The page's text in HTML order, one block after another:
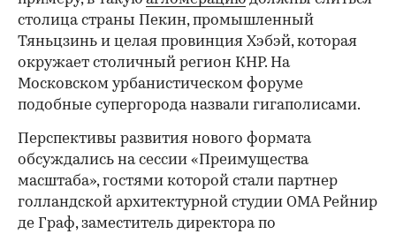
столица страны Пекин, промышленный
Тяньцзинь и целая провинция Хэбэй, которая
окружает столичный регион КНР. На
Московском урбанистическом форуме
подобные супергорода назвали гигаполисами.
Перспективы развития нового формата
обсуждались на сессии «Преимущества
масштаба», гостями которой стали партнер
голландской архитектурной студии OMA Рейнир
де Граф, заместитель директора по